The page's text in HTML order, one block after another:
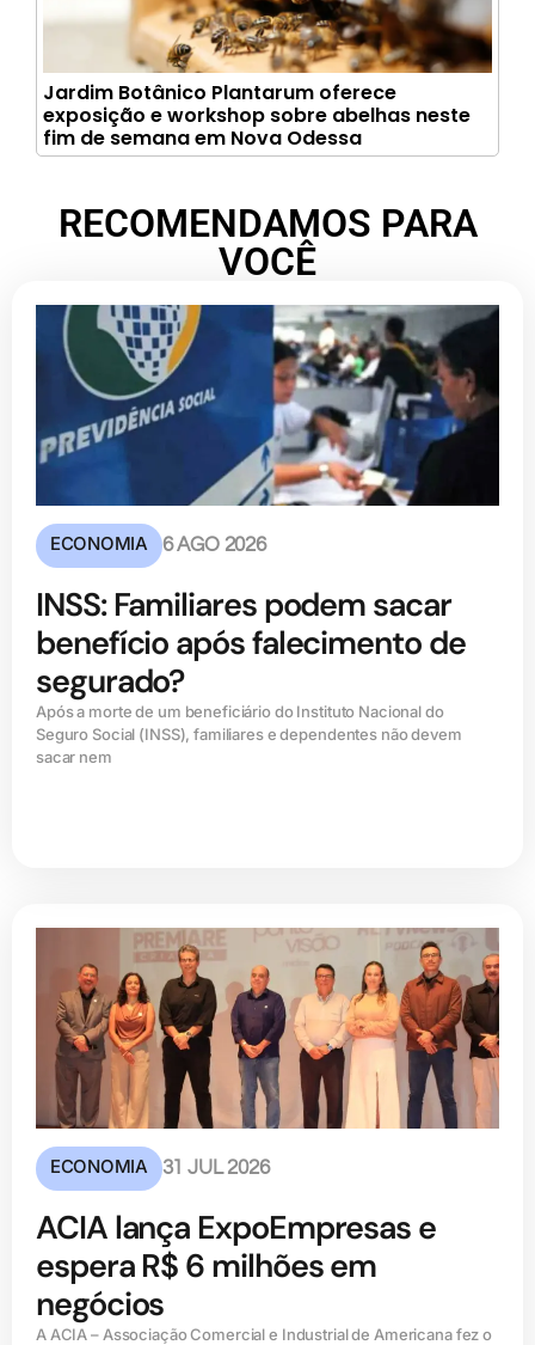
Jardim Botânico Plantarum oferece
exposição e workshop sobre abelhas neste
fim de semana em Nova Odessa
RECOMENDAMOS PARA
VOCÊ
ECONOMIA 6 AGO 2026
INSS: Familiares podem sacar
benefício após falecimento de
segurado?
Após a morte de um beneficiário do Instituto Nacional do
Seguro Social (INSS), familiares e dependentes não devem
sacar nem
ECONOMIA 31 JUL 2026
ACIA lança ExpoEmpresas e
espera R$ 6 milhões em
negócios
A ACIA – Associação Comercial e Industrial de Americana fez o